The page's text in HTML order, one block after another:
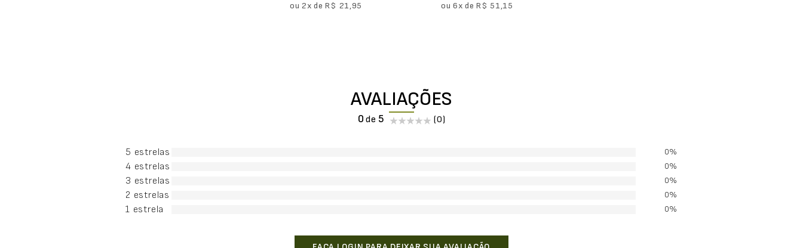
ou2x deR$ 21,95 ou6x deR$ 51,15
AVALIAÇÕES
0 (0)
5 estrelas 0%
4 estrelas 0%
3 estrelas 0%
2 estrelas 0%
1 estrela 0%